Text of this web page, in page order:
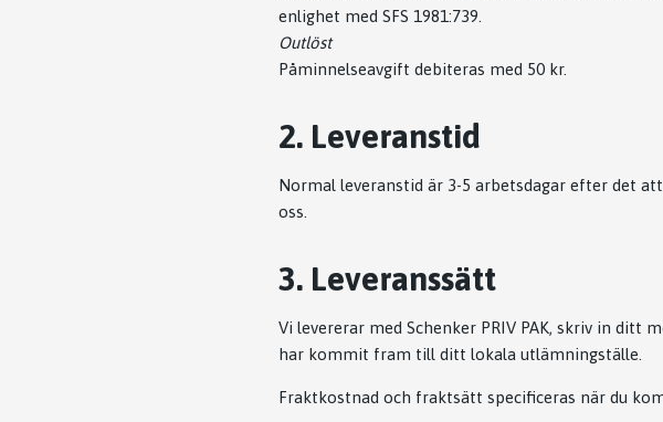
enlighet med SFS 1981:739.
Outlöst
Påminnelseavgift debiteras med 50 kr.
2. Leveranstid
Normal leveranstid är 3-5 arbetsdagar efter det
oss.
3. Leveranssätt
Vi levererar med Schenker PRIV PAK, skriv in
har kommit fram till ditt lokala utlämningställe.
Fraktkostnad och fraktsätt specificeras när du